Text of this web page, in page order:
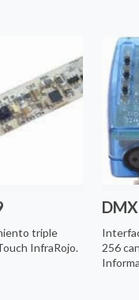
triple
InfraRojo.
256